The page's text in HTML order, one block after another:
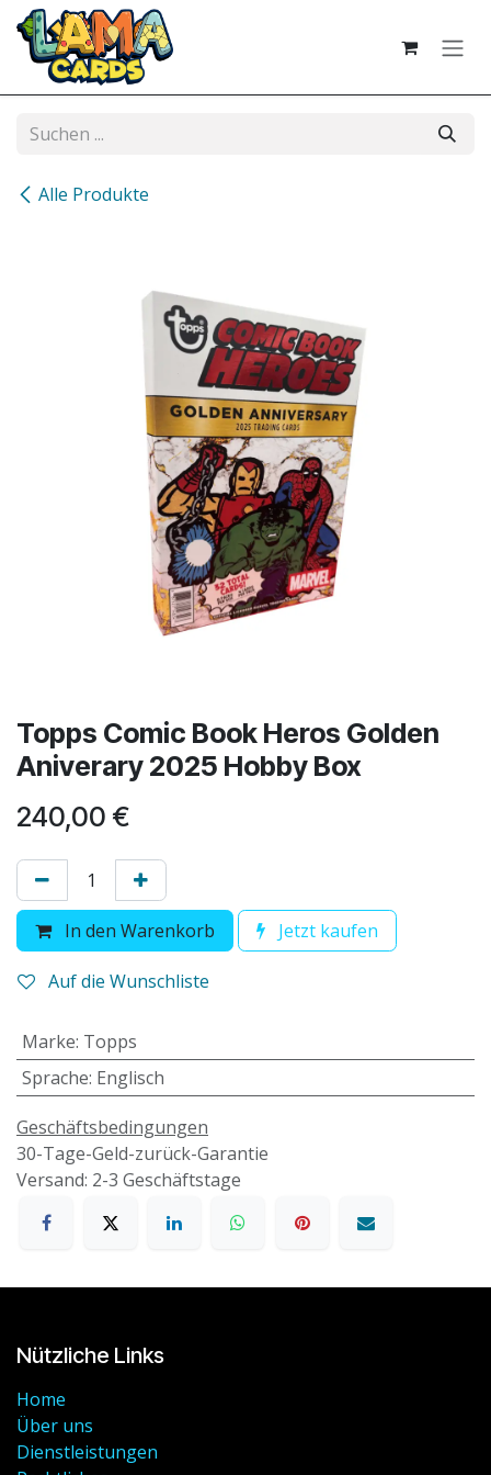
Zum Inhalt springen
Alle Produkte
Topps Comic Book Heros Golden
Aniverary 2025 Hobby Box
240,00 €
In den Warenkorb Jetzt kaufen
Auf die Wunschliste
Marke: Topps
Sprache: Englisch
Geschäftsbedingungen
30-Tage-Geld-zurück-Garantie
Versand: 2-3 Geschäftstage
Nützliche Links
Home
Über uns
Dienstleistungen